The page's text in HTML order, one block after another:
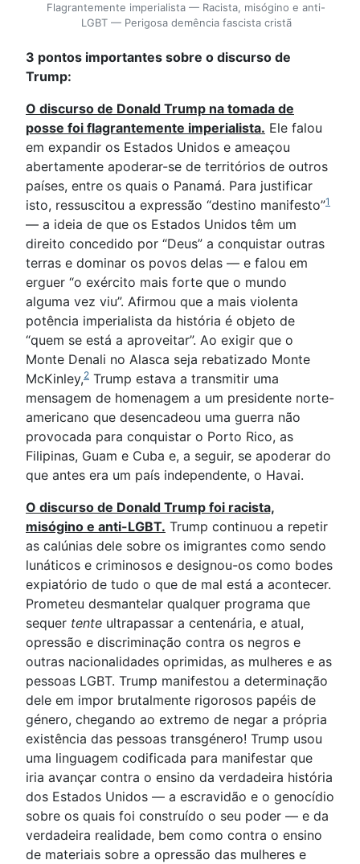
Flagrantemente imperialista — Racista, misógino e anti-
LGBT — Perigosa demência fascista cristã
3 pontos importantes sobre o discurso de
Trump:
O discurso de Donald Trump na tomada de
posse foi flagrantemente imperialista. Ele falou
em expandir os Estados Unidos e ameaçou
abertamente apoderar-se de territórios de outros
países, entre os quais o Panamá. Para justificar
isto, ressuscitou a expressão “destino manifesto”1
— a ideia de que os Estados Unidos têm um
direito concedido por “Deus” a conquistar outras
terras e dominar os povos delas — e falou em
erguer “o exército mais forte que o mundo
alguma vez viu”. Afirmou que a mais violenta
potência imperialista da história é objeto de
“quem se está a aproveitar”. Ao exigir que o
Monte Denali no Alasca seja rebatizado Monte
McKinley,2 Trump estava a transmitir uma
mensagem de homenagem a um presidente norte-
americano que desencadeou uma guerra não
provocada para conquistar o Porto Rico, as
Filipinas, Guam e Cuba e, a seguir, se apoderar do
que antes era um país independente, o Havai.
O discurso de Donald Trump foi racista,
misógino e anti-LGBT. Trump continuou a repetir
as calúnias dele sobre os imigrantes como sendo
lunáticos e criminosos e designou-os como bodes
expiatório de tudo o que de mal está a acontecer.
Prometeu desmantelar qualquer programa que
sequer tente ultrapassar a centenária, e atual,
opressão e discriminação contra os negros e
outras nacionalidades oprimidas, as mulheres e as
pessoas LGBT. Trump manifestou a determinação
dele em impor brutalmente rigorosos papéis de
género, chegando ao extremo de negar a própria
existência das pessoas transgénero! Trump usou
uma linguagem codificada para manifestar que
iria avançar contra o ensino da verdadeira história
dos Estados Unidos — a escravidão e o genocídio
sobre os quais foi construído o seu poder — e da
verdadeira realidade, bem como contra o ensino
de materiais sobre a opressão das mulheres e